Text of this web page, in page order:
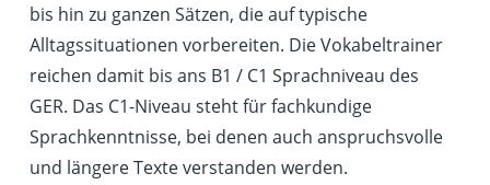
bis hin zu ganzen Sätzen, die auf typische
Alltagssituationen vorbereiten. Die Vokabeltrainer
reichen damit bis ans B1 / C1 Sprachniveau des
GER. Das C1-Niveau steht für fachkundige
Sprachkenntnisse, bei denen auch anspruchsvolle
und längere Texte verstanden werden.